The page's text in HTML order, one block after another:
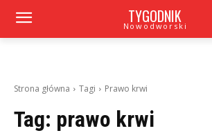
TYGODNIK
Nowodworski
Strona główna Tagi Prawo krwi
Tag: prawo krwi